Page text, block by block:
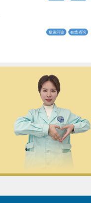
极速问诊 在线咨询